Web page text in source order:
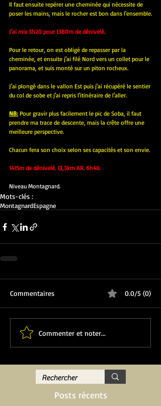
Il faut ensuite repérer une cheminée qui nécessite de
poser les mains, mais le rocher est bon dans l'ensemble.
J'ai mis 3h20 pour 1380m de dénivelé.
Pour le retour, on est obligé de repasser par la
cheminée, et ensuite j'ai filé Nord vers un collet pour le
panorama, et suis monté sur un piton rocheux.
J'ai plongé dans le vallon Est puis j'ai récupéré le sentier
du col de sobe et j'ai repris l'itinéraire de l'aller.
NB: Pour gravir plus facilement le pic de Soba, il faut
prendre ma trace de descente, mais la crête offre une
meilleure perspective.
Chacun fera son choix selon ses capacités et son envie.
1415m de dénivelé. 13,3km AR. 6h40.
Niveau Montagnard.
Mots-clés :
MontagnardEspagne
Commentaires 0.0/5 (0)
Commenter et noter...
Posts récents